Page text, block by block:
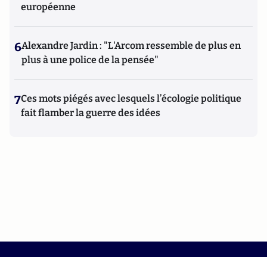
européenne
6Alexandre Jardin : "L'Arcom ressemble de plus en
plus à une police de la pensée"
7Ces mots piégés avec lesquels l’écologie politique
fait flamber la guerre des idées